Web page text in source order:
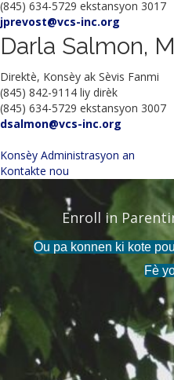
(845) 634-5729 ekstansyon 3017
jprevost@vcs-inc.org
Darla Salmon,
Direktè, Konsèy ak Sèvis Fanmi
(845) 842-9114 liy dirèk
(845) 634-5729 ekstansyon 3007
dsalmon@vcs-inc.org
Konsèy Administrasyon an
Kontakte nou
Enroll in
End the Stigma
Ou pa konnen ki kote
Fè